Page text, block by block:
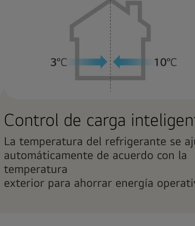
Control de carga
La temperatura del refrigerante se
automáticamente de acuerdo con la
temperatura
exterior para ahorrar energía